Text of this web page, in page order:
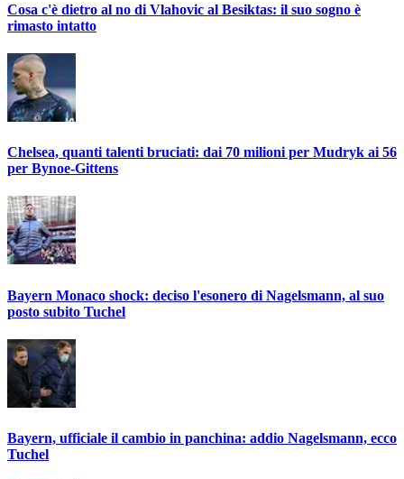
Cosa c'è dietro al no di Vlahovic al Besiktas: il suo sogno è
rimasto intatto
Chelsea, quanti talenti bruciati: dai 70 milioni per Mudryk ai 56
per Bynoe-Gittens
Bayern Monaco shock: deciso l'esonero di Nagelsmann, al suo
posto subito Tuchel
Bayern, ufficiale il cambio in panchina: addio Nagelsmann, ecco
Tuchel